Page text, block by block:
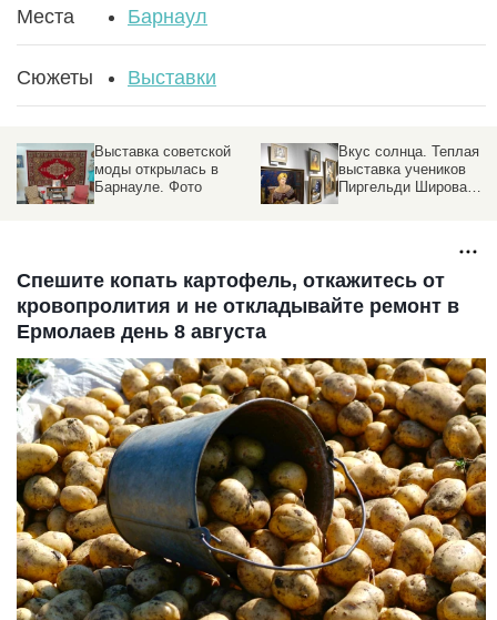
Места Барнаул
Сюжеты Выставки
Выставка советской
моды открылась в
Барнауле. Фото
Вкус солнца. Теплая
выставка учеников
Пиргельди Широва
Спешите копать картофель, откажитесь от
кровопролития и не откладывайте ремонт в
Ермолаев день 8 августа